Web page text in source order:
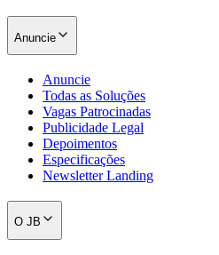
Anuncie
Anuncie
Todas as Soluções
Vagas Patrocinadas
Publicidade Legal
Depoimentos
Especificações
Newsletter Landing
O JB